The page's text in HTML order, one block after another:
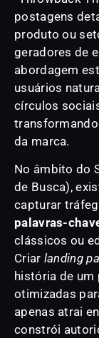
postagens
produto ou
geradores de
abordagem
usuários
círculos
da marca.
No âmbito do
de Busca),
capturar
palavras-
clássicos ou
Criar landing
história de um
otimizadas
apenas atrai
constrói